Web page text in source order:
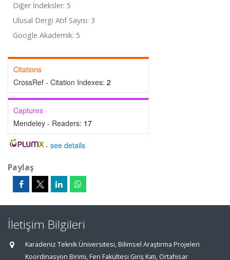
Diğer İndeksler: 5
Ulusal Dergi Atıf Sayısı: 3
Google Akademik: 5
Citations
CrossRef - Citation Indexes: 2
Captures
Mendeley - Readers: 17
- see details
Paylaş
İletişim Bilgileri
Karadeniz Teknik Üniversitesi, Bilimsel Araştırma Projeleri
Koordinasyon Birimi, Fen Fakültesi Giriş Katı, Ortahisar